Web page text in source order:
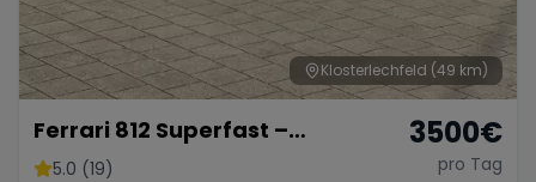
Klosterlechfeld (49 km)
Ferrari 812 Superfast –
Ultimativer V12-Supersportler
5.0 (19)
3500€
pro Tag